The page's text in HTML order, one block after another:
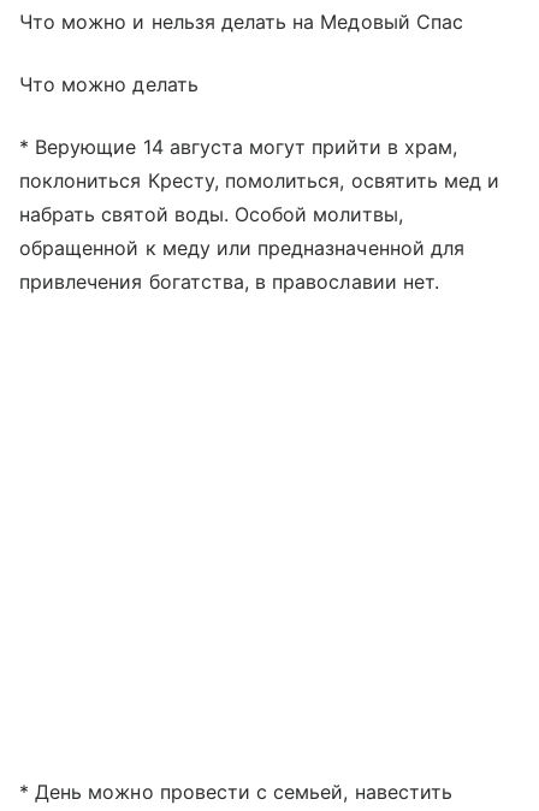
Что можно и нельзя делать на Медовый Спас
Что можно делать
* Верующие 14 августа могут прийти в храм,
поклониться Кресту, помолиться, освятить мед и
набрать святой воды. Особой молитвы,
обращенной к меду или предназначенной для
привлечения богатства, в православии нет.
* День можно провести с семьей, навестить